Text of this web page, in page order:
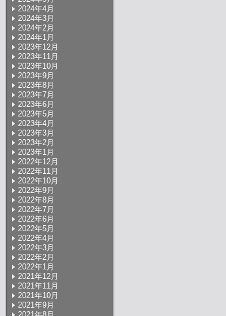
2024年4月
2024年3月
2024年2月
2024年1月
2023年12月
2023年11月
2023年10月
2023年9月
2023年8月
2023年7月
2023年6月
2023年5月
2023年4月
2023年3月
2023年2月
2023年1月
2022年12月
2022年11月
2022年10月
2022年9月
2022年8月
2022年7月
2022年6月
2022年5月
2022年4月
2022年3月
2022年2月
2022年1月
2021年12月
2021年11月
2021年10月
2021年9月